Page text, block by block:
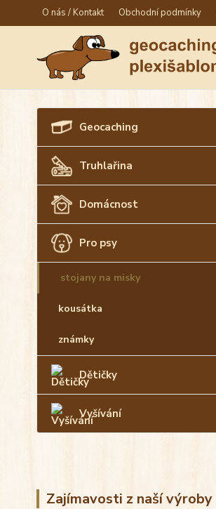
O nás / Kontakt Obchodní podmínky
Geocaching
Truhlařina
Domácnost
Pro psy
stojany na misky
kousátka
známky
Dětičky
Vyšívání
Zajímavosti z naší výroby